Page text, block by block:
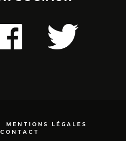
MENTIONS LÉGALES
CONTACT